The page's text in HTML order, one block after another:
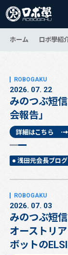
ホーム ロボ學紹
2026. 07. 22
みのつぶ短
会報告」
詳細はこちら
浅田元会長ブログ
2026. 07. 03
みのつぶ短
オーストリ
ボットの